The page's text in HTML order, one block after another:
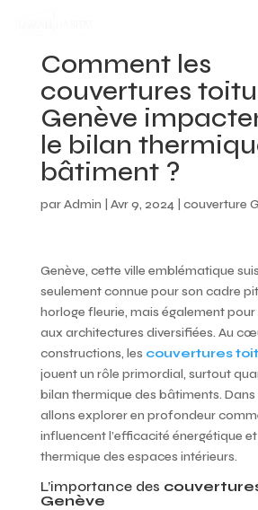
Comment les
couvertures
Genève
le bilan
bâtiment ?
parAdmin Avr 9, 2024| couverture
Genève, cette ville emblématique
seulement connue pour son cadre
horloge fleurie, mais également
aux architectures diversifiées. Au
constructions, les couvertures
jouent un rôle primordial, surtout
bilan thermique des bâtiments.
allons explorer en profondeur
influencent l’efficacité énergétique
thermique des espaces intérieurs.
L’importance des
Genève